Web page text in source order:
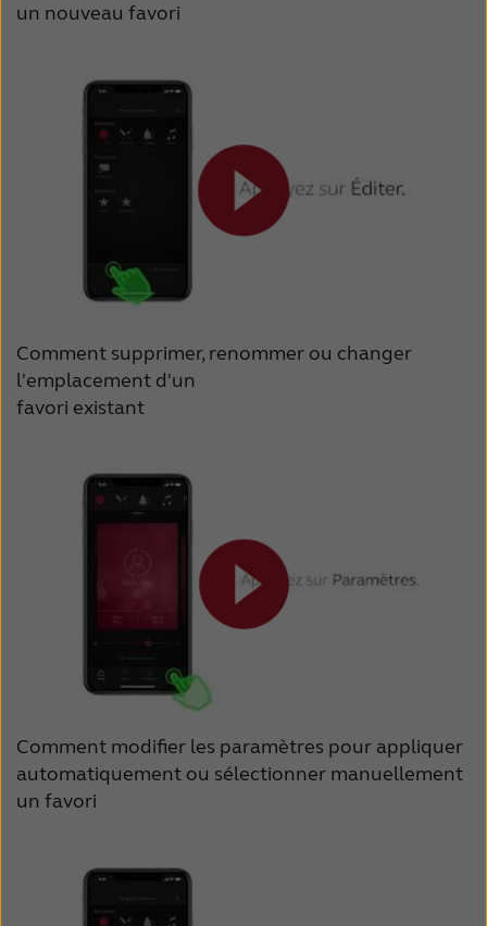
un nouveau favori
Comment supprimer, renommer ou changer
l'emplacement d'un
favori existant
Comment modifier les paramètres pour appliquer
automatiquement ou sélectionner manuellement
un favori